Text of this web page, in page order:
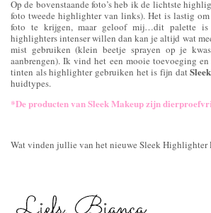
Op de bovenstaande foto’s heb ik de lichtste
foto tweede highlighter van links). Het is lastig
foto te krijgen, maar geloof mij…dit palette
highlighters intenser willen dan kan je altijd wat
mist gebruiken (klein beetje sprayen op je
aanbrengen). Ik vind het een mooie toevoeging
tinten als highlighter gebruiken het is fijn datSleek
huidtypes.
*De producten van Sleek Makeup zijn
Wat vinden jullie van het nieuwe Sleek Highlighter